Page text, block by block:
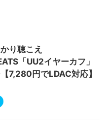
り聴こえ
「UU2イヤーカフ」
7,280円でLDAC対応】